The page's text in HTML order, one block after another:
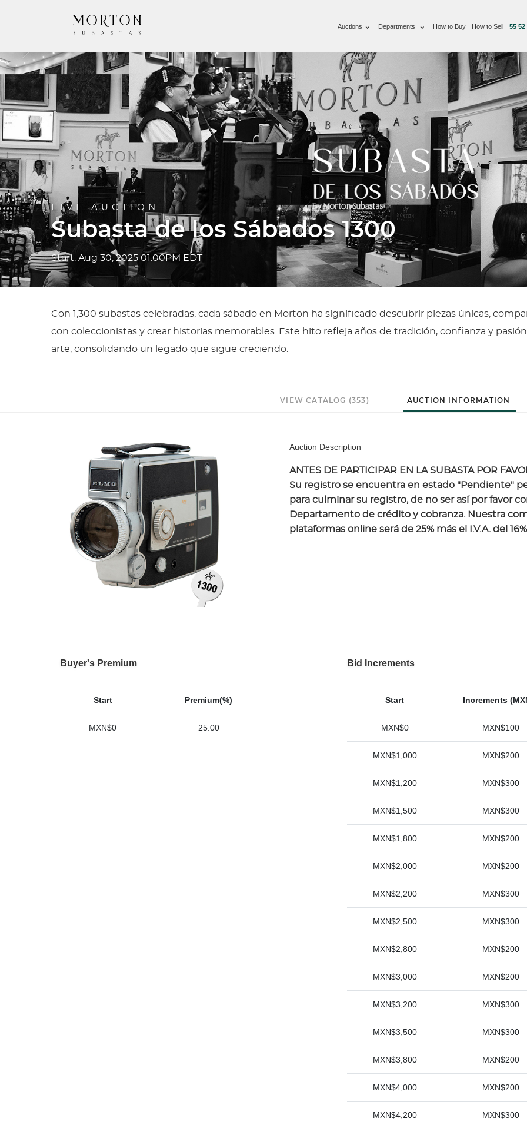
Auctions Departments How to Buy How to Sell 55 52
LIVE AUCTION
Subasta de los Sábados 1300
Start: Aug 30, 2025 01:00PM EDT
Con 1,300 subastas celebradas, cada sábado en Morton ha significado descubrir piezas únicas,
con coleccionistas y crear historias memorables. Este hito refleja años de tradición, confianza y pasión
arte, consolidando un legado que sigue creciendo.
VIEW CATALOG (353) AUCTION INFORMATION
Auction Description
ANTES DE PARTICIPAR EN LA SUBASTA POR
Su registro se encuentra en estado "Pendiente"
para culminar su registro, de no ser así por favor
Departamento de crédito y cobranza. Nuestra
plataformas online será de 25% más el I.V.A. del
Buyer's Premium
Start Premium(%)
MXN$0 25.00
Bid Increments
Start Increments
MXN$0 MXN$100
MXN$1,000 MXN$200
MXN$1,200 MXN$300
MXN$1,500 MXN$300
MXN$1,800 MXN$200
MXN$2,000 MXN$200
MXN$2,200 MXN$300
MXN$2,500 MXN$300
MXN$2,800 MXN$200
MXN$3,000 MXN$200
MXN$3,200 MXN$300
MXN$3,500 MXN$300
MXN$3,800 MXN$200
MXN$4,000 MXN$200
MXN$4,200 MXN$300